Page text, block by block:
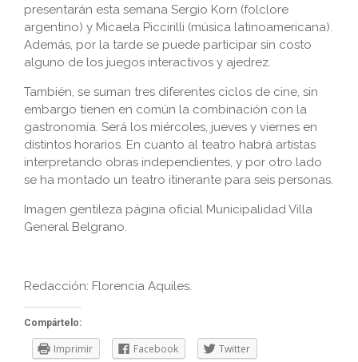
presentarán esta semana Sergio Korn (folclore
argentino) y Micaela Piccirilli (música latinoamericana).
Además, por la tarde se puede participar sin costo
alguno de los juegos interactivos y ajedrez.
También, se suman tres diferentes ciclos de cine, sin
embargo tienen en común la combinación con la
gastronomía. Será los miércoles, jueves y viernes en
distintos horarios. En cuanto al teatro habrá artistas
interpretando obras independientes, y por otro lado
se ha montado un teatro itinerante para seis personas.
Imagen gentileza página oficial Municipalidad Villa
General Belgrano.
Redacción: Florencia Aquiles.
Compártelo:
Imprimir Facebook
Twitter